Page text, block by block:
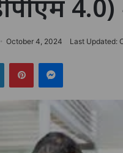
October 4, 2024 Last Updated:
LinkedInPinterestMessenger